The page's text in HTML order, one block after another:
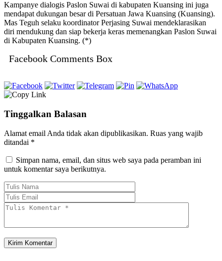
Kampanye dialogis Paslon Suwai di kabupaten Kuansing ini juga
mendapat dukungan besar di Persatuan Jawa Kuansing (Kuansing).
Mas Teguh selaku koordinator Perjasing Suwai mendeklarasikan
diri mendukung dan siap bekerja keras memenangkan Paslon Suwai
di Kabupaten Kuansing. (*)
Facebook Comments Box
Tinggalkan Balasan
Alamat email Anda tidak akan dipublikasikan. Ruas yang wajib
ditandai *
Simpan nama, email, dan situs web saya pada peramban ini
untuk komentar saya berikutnya.